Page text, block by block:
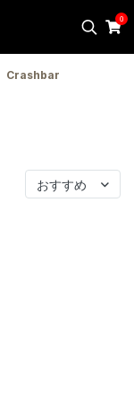
0
Crashbar
おすすめ